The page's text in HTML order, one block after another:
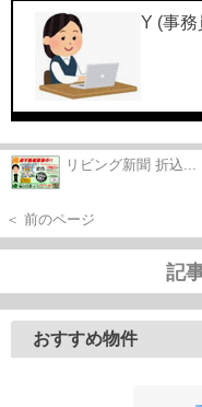
Y (事務
リビング新聞 折込...
＜ 前のページ
記
おすすめ物件